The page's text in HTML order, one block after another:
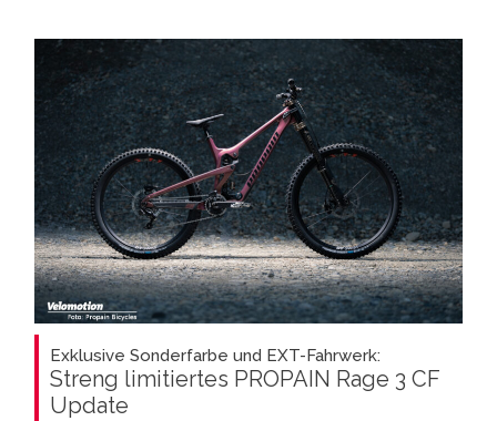
Exklusive Sonderfarbe und EXT-Fahrwerk:
Streng limitiertes PROPAIN Rage 3 CF
Update